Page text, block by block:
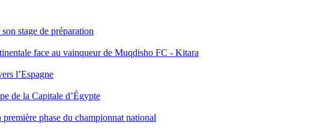
stage de préparation
face au vainqueur de Muqdisho FC - Kitara
l’Espagne
de la Capitale d’Égypte
phase du championnat national